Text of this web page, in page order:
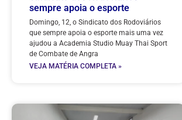
sempre apoia o esporte
Domingo, 12, o Sindicato dos Rodoviários
que sempre apoia o esporte mais uma vez
ajudou a Academia Studio Muay Thai Sport
de Combate de Angra
VEJA MATÉRIA COMPLETA »